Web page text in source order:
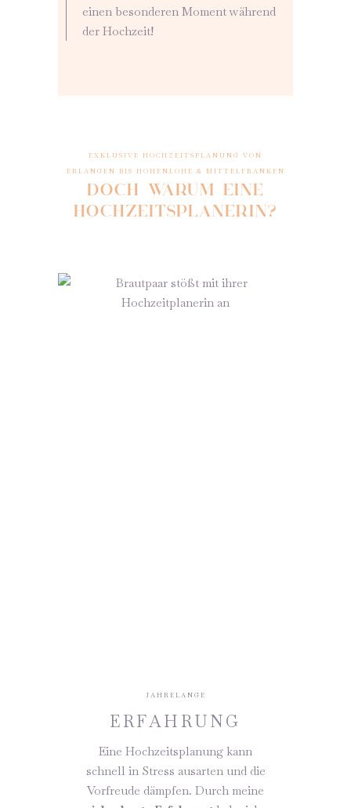
einen besonderen Moment während
der Hochzeit!
EXKLUSIVE HOCHZEITSPLANUNG VON
ERLANGEN BIS HOHENLOHE & MITTELFRANKEN
DOCH WARUM EINE
HOCHZEITSPLANERIN?
JAHRELANGE
ERFAHRUNG
Eine Hochzeitsplanung kann
schnell in Stress ausarten und die
Vorfreude dämpfen. Durch meine